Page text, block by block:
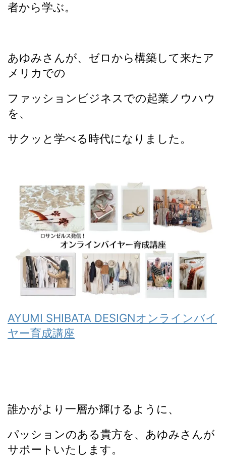
者から学ぶ。
あゆみさんが、ゼロから構築して来たア
メリカでの
ファッションビジネスでの起業ノウハウ
を、
サクッと学べる時代になりました。
AYUMI SHIBATA DESIGNオンラインバイ
ヤー育成講座
誰かがより一層か輝けるように、
パッションのある貴方を、あゆみさんが
サポートいたします。